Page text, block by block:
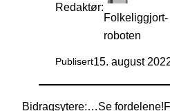
Redaktør:
Folkeliggjort-
roboten
Publisert15. august
Bidragsytere: Se fordelene!